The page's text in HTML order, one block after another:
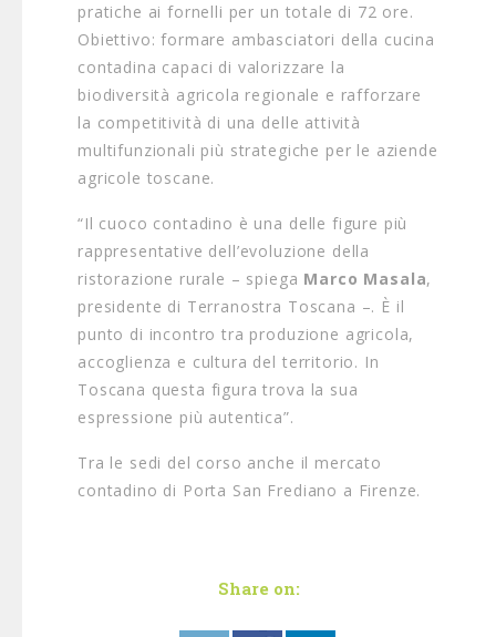
pratiche ai fornelli per un totale di 72 ore.
Obiettivo: formare ambasciatori della cucina
contadina capaci di valorizzare la
biodiversità agricola regionale e rafforzare
la competitività di una delle attività
multifunzionali più strategiche per le aziende
agricole toscane.
“Il cuoco contadino è una delle figure più
rappresentative dell’evoluzione della
ristorazione rurale – spiega Marco Masala,
presidente di Terranostra Toscana –. È il
punto di incontro tra produzione agricola,
accoglienza e cultura del territorio. In
Toscana questa figura trova la sua
espressione più autentica”.
Tra le sedi del corso anche il mercato
contadino di Porta San Frediano a Firenze.
Share on: